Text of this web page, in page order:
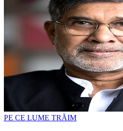
PE CE LUME TRĂIM